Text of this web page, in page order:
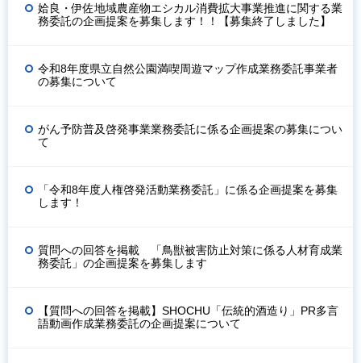
姶良・伊佐地域農産物エシカル消費拡大事業推進に関する業
務委託の企画提案を募集します！！【募集終了しました】
令和8年度県立自然公園満喫周遊マップ作成業務委託事業者
の募集について
がん予防普及啓発事業業務委託に係る企画提案の募集につい
て
「令和8年度人権啓発活動業務委託」に係る企画提案を募集
します！
質問への回答を掲載 「鳥獣被害防止対策に係る人材育成業
務委託」の企画提案を募集します
【質問への回答を掲載】SHOCHU「伝統的酒造り」PR多言
語動画作成業務委託の企画提案について